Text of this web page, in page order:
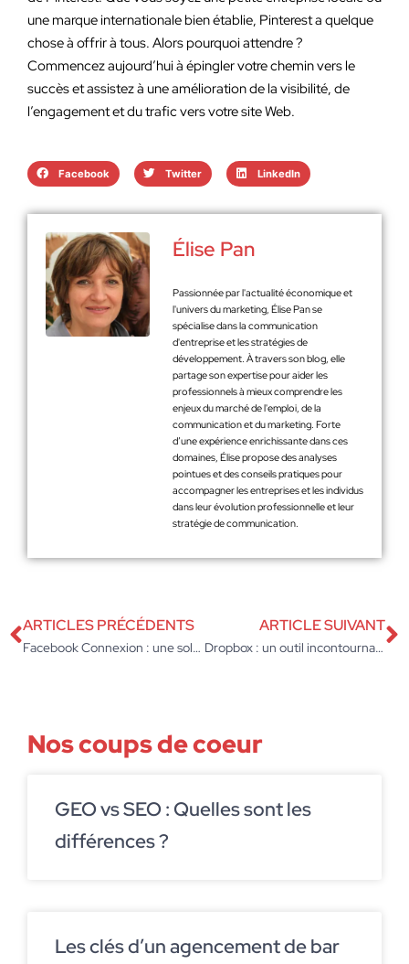
une marque internationale bien établie, Pinterest a quelque
chose à offrir à tous. Alors pourquoi attendre ?
Commencez aujourd’hui à épingler votre chemin vers le
succès et assistez à une amélioration de la visibilité, de
l’engagement et du trafic vers votre site Web.
Facebook Twitter LinkedIn
Élise Pan
Passionnée par l'actualité économique et
l'univers du marketing, Élise Pan se
spécialise dans la communication
d'entreprise et les stratégies de
développement. À travers son blog, elle
partage son expertise pour aider les
professionnels à mieux comprendre les
enjeux du marché de l'emploi, de la
communication et du marketing. Forte
d’une expérience enrichissante dans ces
domaines, Élise propose des analyses
pointues et des conseils pratiques pour
accompagner les entreprises et les individus
dans leur évolution professionnelle et leur
stratégie de communication.
ARTICLES PRÉCÉDENTS
Facebook Connexion : une solution d’identification pour votre entreprise
ARTICLE SUIVANT
Dropbox : un outil incontournable pour l’organisation de votre entreprise
Nos coups de coeur
GEO vs SEO : Quelles sont les
différences ?
Les clés d’un agencement de bar